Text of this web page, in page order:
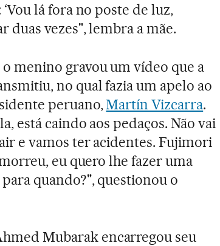
lá fora no poste de luz,
duas vezes", lembra a mãe.
menino gravou um vídeo que a
no qual fazia um apelo ao
peruano,Martín Vizcarra.
está caindo aos pedaços. Não vai
e vamos ter acidentes. Fujimori
eu quero lhe fazer uma
quando?", questionou o
Mubarak encarregou seu